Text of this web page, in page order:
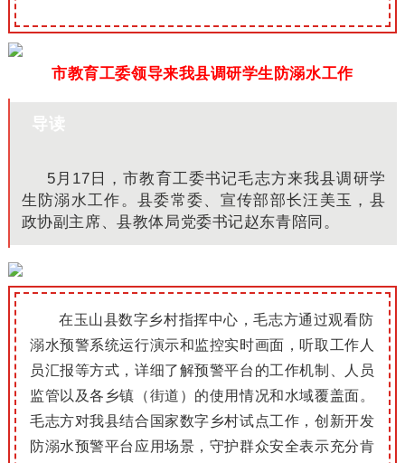
市教育工委领导来我县调研学生防溺水工作
导读
5月17日，市教育工委书记毛志方来我县调研学
生防溺水工作。县委常委、宣传部部长汪美玉 ， 县
政协副主席、县教体局党委书记赵东青 陪同。
在玉山县数字乡村指挥中心，毛志方通过观看防
溺水预警系统运行演示和监控实时画面，听取工作人
员汇报等方式，详细了解预警平台的工作机制、人员
监管以及各乡镇（街道）的使用情况和水域覆盖面。
毛志方对我县结合国家数字乡村试点工作，创新开发
防溺水预警平台应用场景，守护群众安全表示充分肯